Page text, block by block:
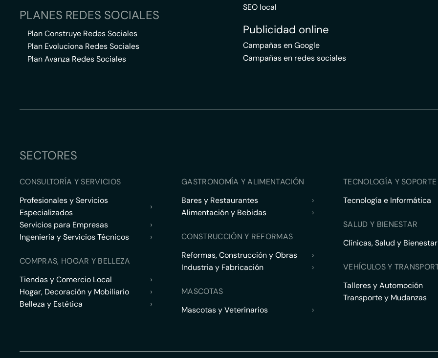
PLANES REDES SOCIALES
Plan Construye Redes Sociales
Plan Evoluciona Redes Sociales
Plan Avanza Redes Sociales
SEO local
Publicidad online
Campañas en Google
Campañas en redes sociales
SECTORES
CONSULTORÍA Y SERVICIOS
Profesionales y Servicios
Especializados
›
Servicios para Empresas
›
Ingeniería y Servicios Técnicos
›
COMPRAS, HOGAR Y BELLEZA
Tiendas y Comercio Local
›
Hogar, Decoración y Mobiliario
›
Belleza y Estética
›
GASTRONOMÍA Y ALIMENTACIÓN
Bares y Restaurantes
›
Alimentación y Bebidas
›
CONSTRUCCIÓN Y REFORMAS
Reformas, Construcción y Obras
›
Industria y Fabricación
›
MASCOTAS
Mascotas y Veterinarios
›
TECNOLOGÍA Y
Tecnología e Informática
SALUD Y BIENESTAR
Clínicas, Salud y Bienestar
VEHÍCULOS Y
Talleres y Automoción
Transporte y Mudanzas